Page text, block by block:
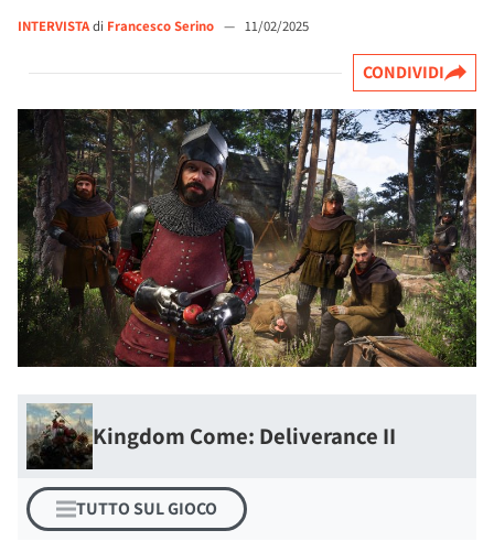
INTERVISTAdi Francesco Serino — 11/02/2025
CONDIVIDI
Kingdom Come: Deliverance II
TUTTO SUL GIOCO